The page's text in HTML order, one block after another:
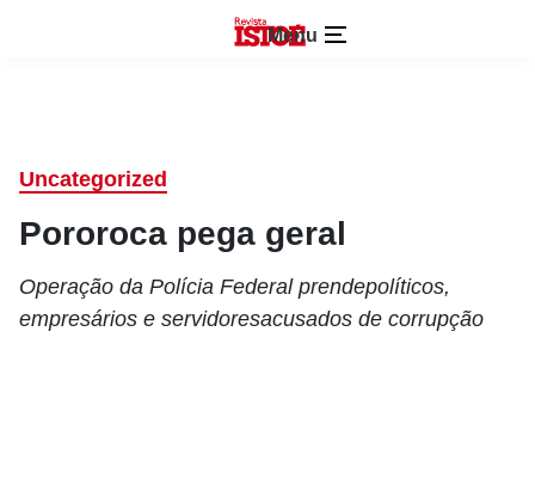
Menu
Uncategorized
Pororoca pega geral
Operação da Polícia Federal prendepolíticos,
empresários e servidoresacusados de corrupção